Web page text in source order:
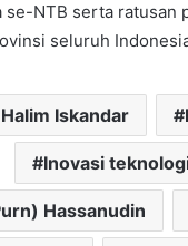
se-NTB serta ratusan
seluruh
Iskandar
Inovasi
Hassanudin